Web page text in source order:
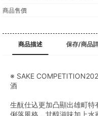
商品售價
商品描述 保存/商品
※ SAKE
酒
生酛仕込更加凸顯出雄町